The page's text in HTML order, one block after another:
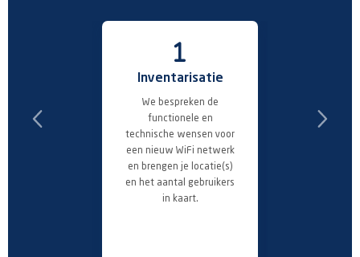
1
Inventarisatie
We bespreken de
functionele en
technische wensen voor
een nieuw WiFi netwerk
en brengen je locatie(s)
en het aantal gebruikers
in kaart.
programma